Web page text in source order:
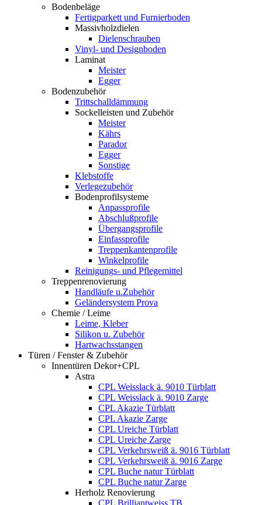
Bodenbeläge
Fertigparkett und Furnierboden
Massivholzdielen
Dielenschrauben
Vinyl- und Designboden
Laminat
Meister
Egger
Bodenzubehör
Trittschalldämmung
Sockelleisten und Zubehör
Meister
Kährs
Parador
Egger
Sonstige
Klebstoffe
Verlegezubehör
Bodenprofilsysteme
Anpassprofile
Abschlußprofile
Übergangsprofile
Einfassprofile
Treppenkantenprofile
Winkelprofile
Reinigungs- und Pflegemittel
Treppenrenovierung
Handläufe u.Zubehör
Geländersystem Prova
Chemie / Leime
Leime, Kleber
Silikon u. Zubehör
Hartwachsstangen
Türen / Fenster & Zubehör
Innentüren Dekor+CPL
Astra
CPL Weisslack ä. 9010 Türblatt
CPL Weisslack ä. 9010 Zarge
CPL Akazie Türblatt
CPL Akazie Zarge
CPL Ureiche Türblatt
CPL Ureiche Zarge
CPL Verkehrsweiß ä. 9016 Türblatt
CPL Verkehrsweiß ä. 9016 Zarge
CPL Buche natur Türblatt
CPL Buche natur Zarge
Herholz Renovierung